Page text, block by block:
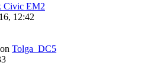
Civic EM2
12:42
Tolga_DC5